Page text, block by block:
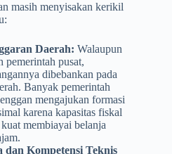
masih menyisakan kerikil
Daerah: Walaupun
pemerintah pusat,
dibebankan pada
Banyak pemerintah
mengajukan formasi
karena kapasitas fiskal
membiayai belanja
dan Kompetensi Teknis